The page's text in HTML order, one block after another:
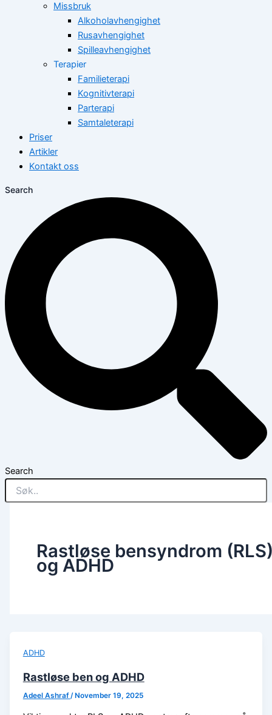
Missbruk
Alkoholavhengighet
Rusavhengighet
Spilleavhengighet
Terapier
Familieterapi
Kognitivterapi
Parterapi
Samtaleterapi
Priser
Artikler
Kontakt oss
Search
Search
Rastløse bensyndrom
og ADHD
ADHD
Rastløse ben og ADHD
Adeel Ashraf /November 19, 2025